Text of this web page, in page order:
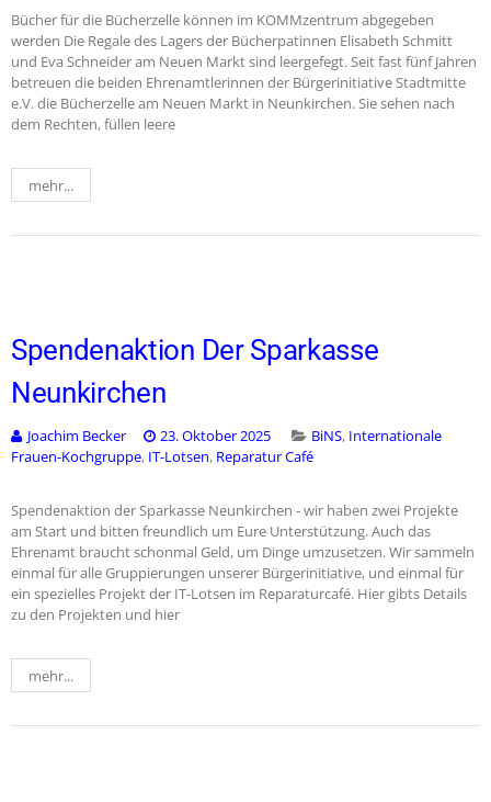
Bücher für die Bücherzelle können im KOMMzentrum abgegeben
werden Die Regale des Lagers der Bücherpatinnen Elisabeth Schmitt
und Eva Schneider am Neuen Markt sind leergefegt. Seit fast fünf Jahren
betreuen die beiden Ehrenamtlerinnen der Bürgerinitiative Stadtmitte
e.V. die Bücherzelle am Neuen Markt in Neunkirchen. Sie sehen nach
dem Rechten, füllen leere
mehr...
Spendenaktion Der Sparkasse
Neunkirchen
Joachim Becker 23. Oktober 2025 BiNS, Internationale
Frauen-Kochgruppe, IT-Lotsen, Reparatur Café
Spendenaktion der Sparkasse Neunkirchen - wir haben zwei Projekte
am Start und bitten freundlich um Eure Unterstützung. Auch das
Ehrenamt braucht schonmal Geld, um Dinge umzusetzen. Wir sammeln
einmal für alle Gruppierungen unserer Bürgerinitiative, und einmal für
ein spezielles Projekt der IT-Lotsen im Reparaturcafé. Hier gibts Details
zu den Projekten und hier
mehr...